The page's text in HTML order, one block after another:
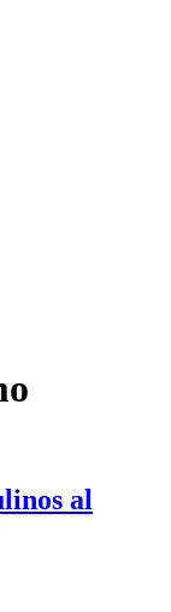
al